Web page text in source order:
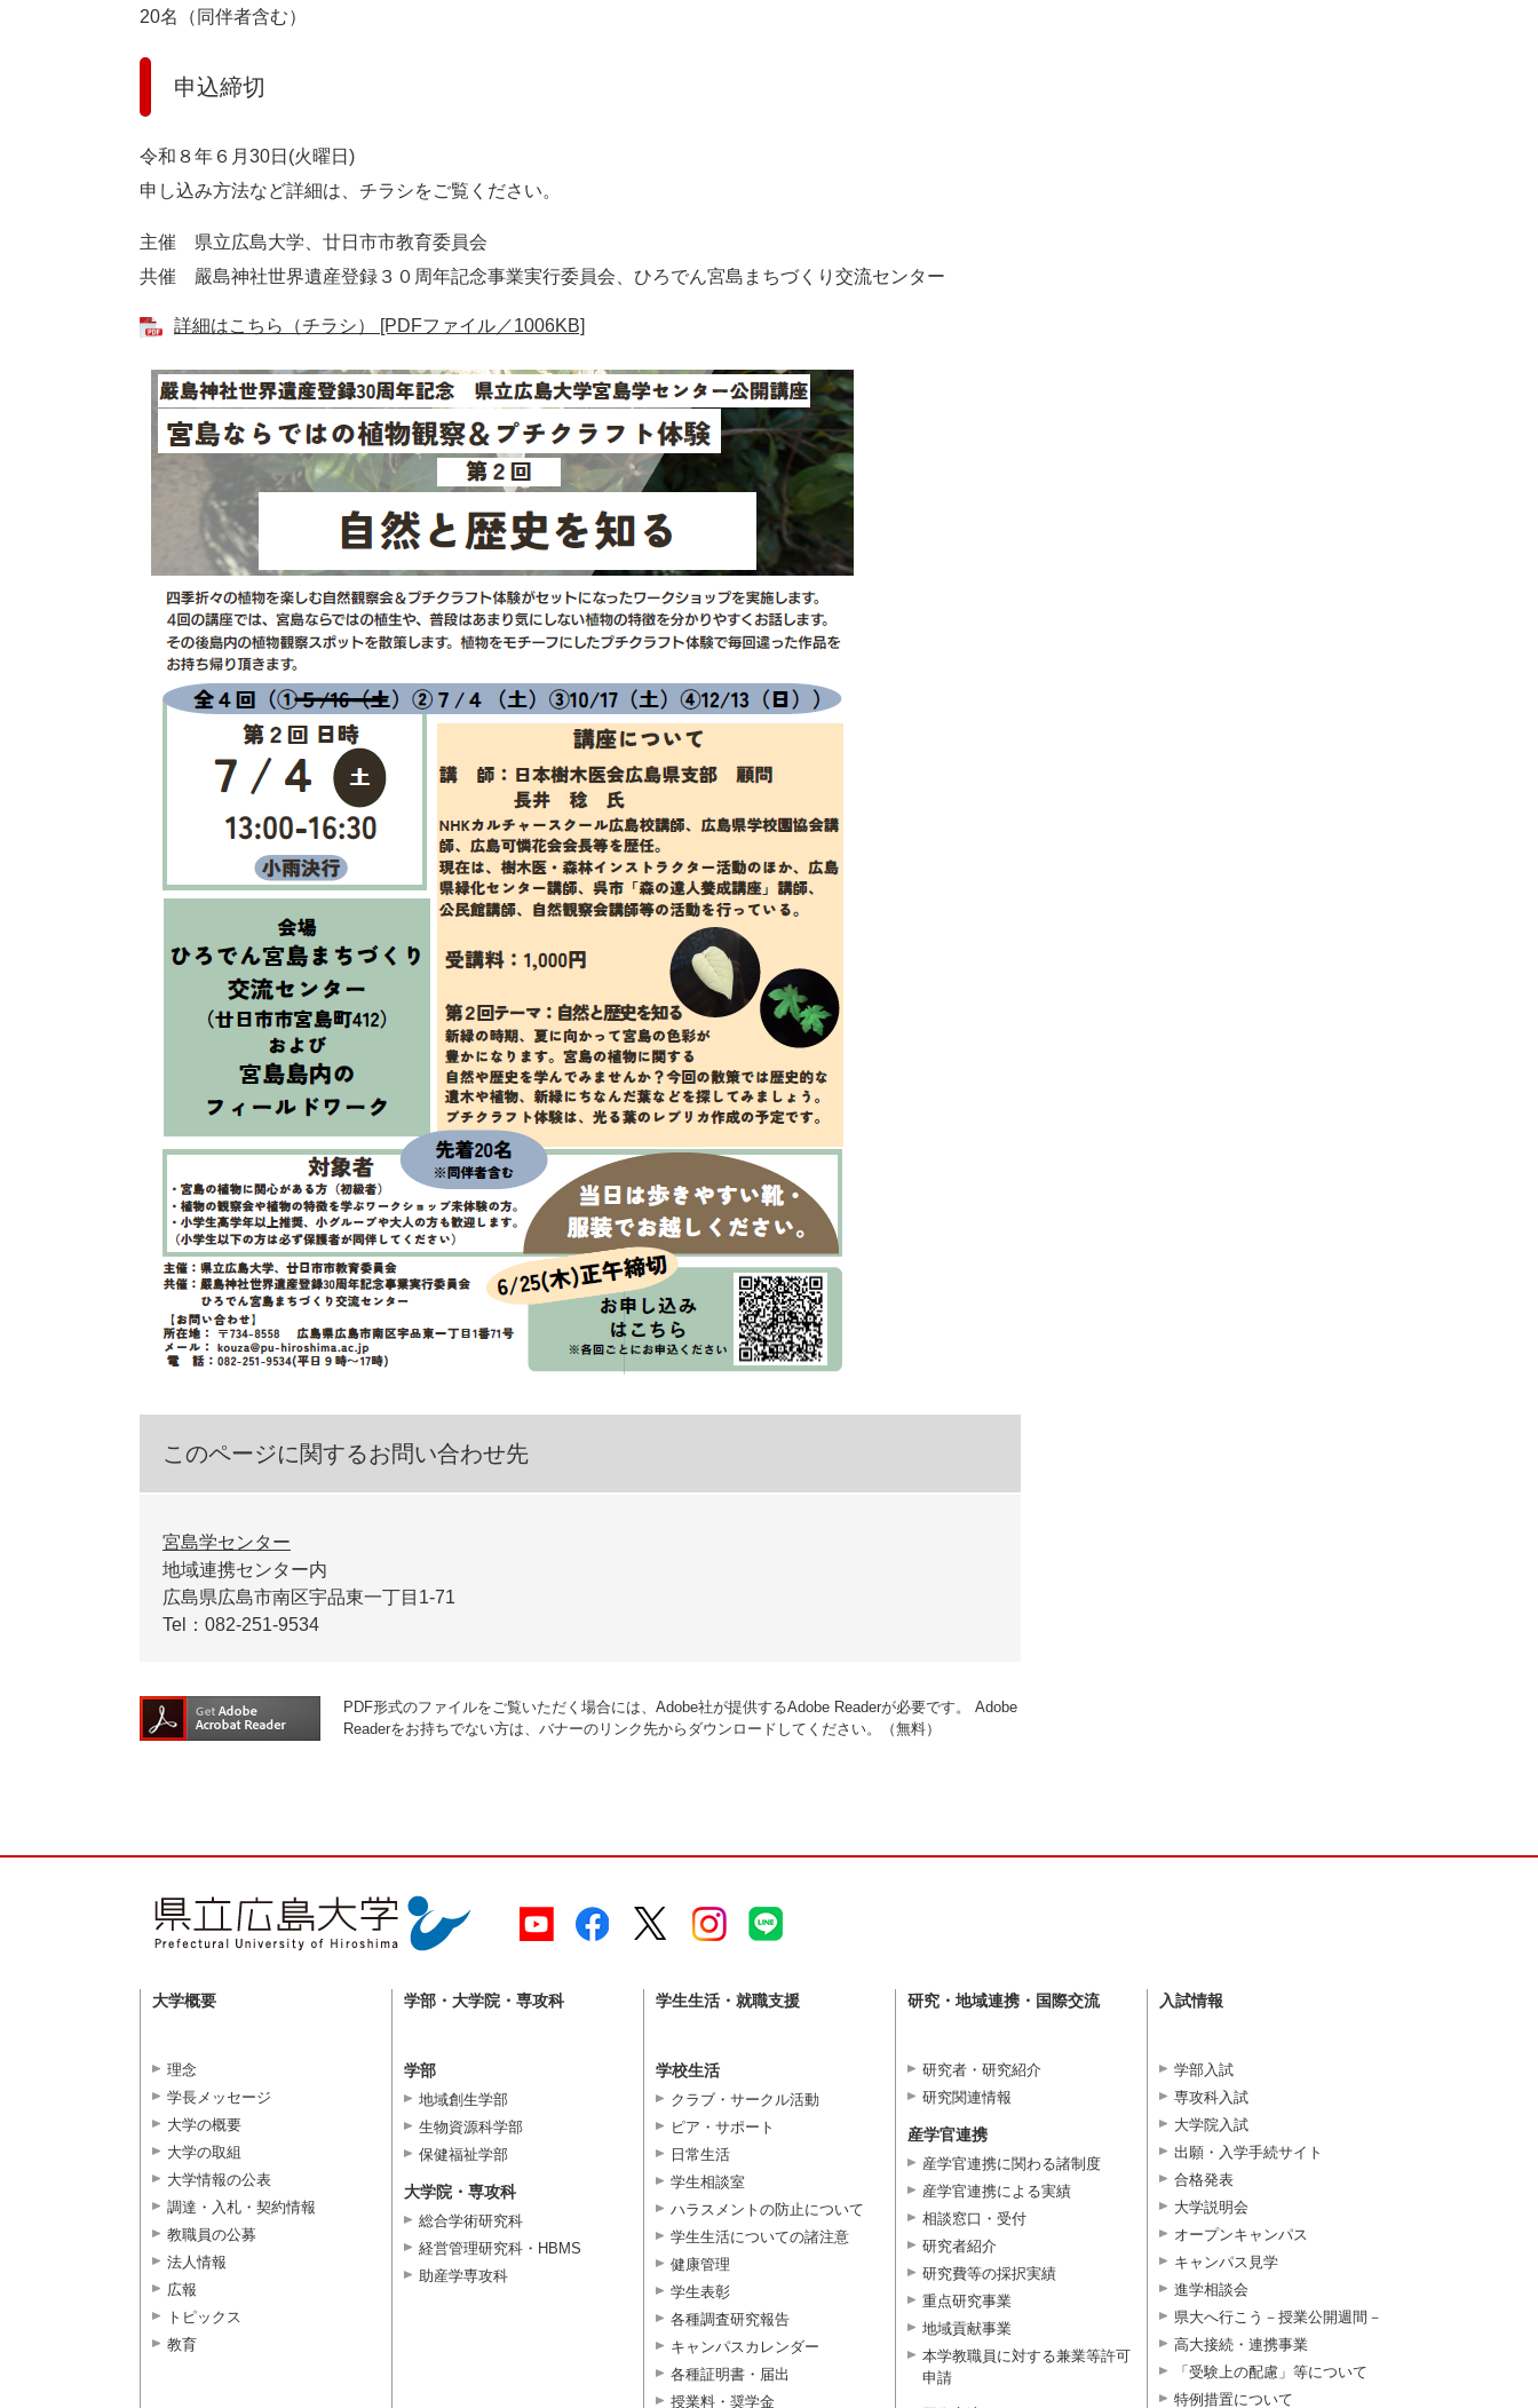
20名（同伴者含む）
申込締切
令和８年６月30日(火曜日)
申し込み方法など詳細は、チラシをご覧ください。
主催 県立広島大学、廿日市市教育委員会
共催 嚴島神社世界遺産登録３０周年記念事業実行委員会、ひろでん宮島まちづくり交流センター
詳細はこちら（チラシ） [PDFファイル／1006KB]
このページに関するお問い合わせ先
宮島学センター
地域連携センター内
広島県広島市南区宇品東一丁目1-71
Tel：082-251-9534
PDF形式のファイルをご覧いただく場合には、Adobe社が提供するAdobe Readerが必要です。
Adobe
Readerをお持ちでない方は、バナーのリンク先からダウンロードしてください。（無料）
大学概要
理念
学長メッセージ
大学の概要
大学の取組
大学情報の公表
調達・入札・契約情報
教職員の公募
法人情報
広報
トピックス
教育
学部・大学院・専攻科
学部
地域創生学部
生物資源科学部
保健福祉学部
大学院・専攻科
総合学術研究科
経営管理研究科・HBMS
助産学専攻科
学生生活・就職支援
学校生活
クラブ・サークル活動
ピア・サポート
日常生活
学生相談室
ハラスメントの防止について
学生生活についての諸注意
健康管理
学生表彰
各種調査研究報告
キャンパスカレンダー
各種証明書・届出
授業料・奨学金
研究・地域連携・国際交流
研究者・研究紹介
研究関連情報
産学官連携
産学官連携に関わる諸制度
産学官連携による実績
相談窓口・受付
研究者紹介
研究費等の採択実績
重点研究事業
地域貢献事業
本学教職員に対する兼業等許可
申請
入試情報
学部入試
専攻科入試
大学院入試
出願・入学手続サイト
合格発表
大学説明会
オープンキャンパス
キャンパス見学
進学相談会
県大へ行こう－授業公開週間－
高大接続・連携事業
「受験上の配慮」等について
特例措置について